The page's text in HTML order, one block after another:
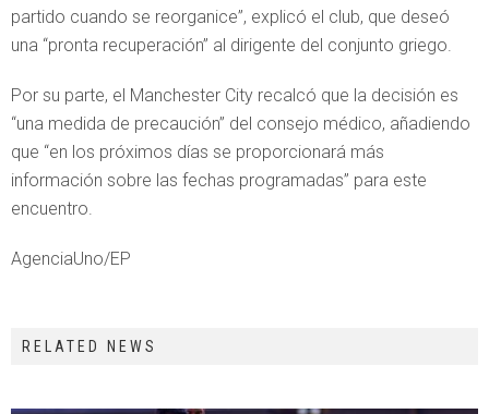
partido cuando se reorganice”, explicó el club, que deseó
una “pronta recuperación” al dirigente del conjunto griego.
Por su parte, el Manchester City recalcó que la decisión es
“una medida de precaución” del consejo médico, añadiendo
que “en los próximos días se proporcionará más
información sobre las fechas programadas” para este
encuentro.
AgenciaUno/EP
RELATED NEWS